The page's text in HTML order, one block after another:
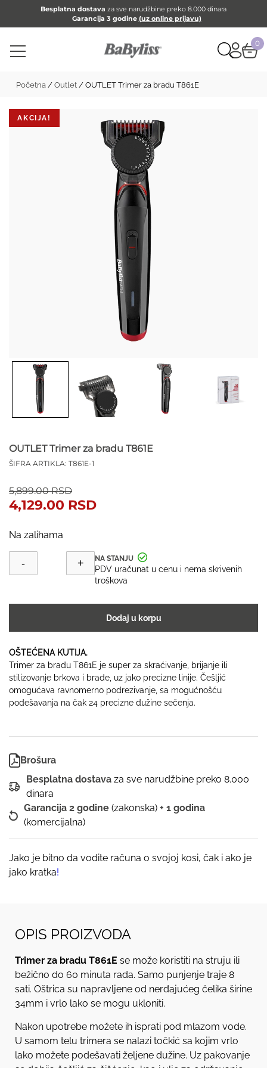
Besplatna dostava za sve narudžbine preko 8.000 dinara
Garancija 3 godine (uz online prijavu)
0
Početna / Outlet / OUTLET Trimer za bradu T861E
AKCIJA!
OUTLET Trimer za bradu T861E
ŠIFRA ARTIKLA: T861E-1
5,899.00RSD
Originalna
cena
bila:
4,129.00 RSD
Trenutna
cena
4,129.00 RSD.
Na zalihama
-
za
T861E
+
PDV uračunat u cenu i nema skrivenih
troškova
Dodaj u korpu
OŠTEĆENA KUTIJA.
Trimer za bradu T861E je super za skraćivanje, brijanje ili
stilizovanje brkova i brade, uz jako precizne linije. Češljić
omogućava ravnomerno podrezivanje, sa mogućnošću
podešavanja na čak 24 precizne dužine sečenja.
Brošura
Besplatna dostava za sve narudžbine preko 8.000
dinara
Garancija 2 godine (zakonska) + 1 godina
(komercijalna)
Jako je bitno da vodite računa o svojoj kosi, čak i ako je
jako kratka!
OPIS PROIZVODA
Trimer za bradu T861E se može koristiti na struju ili
bežično do 60 minuta rada. Samo punjenje traje 8
sati. Oštrica su napravljene od nerđajućeg čelika širine
34mm i vrlo lako se mogu ukloniti.
Nakon upotrebe možete ih isprati pod mlazom vode.
U samom telu trimera se nalazi točkić sa kojim vrlo
lako možete podešavati željene dužine. Uz pakovanje